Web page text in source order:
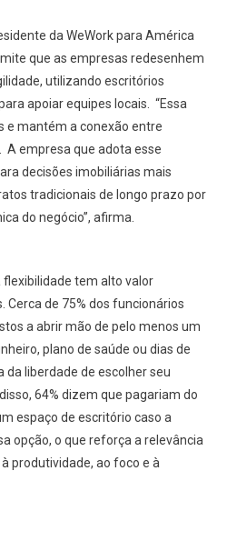
da WeWork para América
que as empresas redesenhem
utilizando escritórios
apoiar equipes locais. “Essa
e mantém a conexão entre
A empresa que adota esse
decisões imobiliárias mais
tradicionais de longo prazo por
do negócio”, afirma.
flexibilidade tem alto valor
Cerca de 75% dos funcionários
a abrir mão de pelo menos um
plano de saúde ou dias de
liberdade de escolher seu
64% dizem que pagariam do
espaço de escritório caso a
opção, o que reforça a relevância
produtividade, ao foco e à